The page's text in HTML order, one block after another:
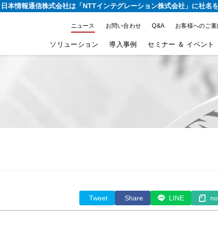
本情報通信株式会社は「NTTインテグレーション株式会社」に社名
ニュース お問い合わせ Q&A お客様へのご
ソリューション 導入事例 セミナー ＆ イベント
Tweet Share LINE